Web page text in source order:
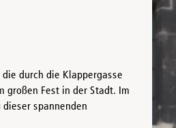
durch die Klappergasse
großen Fest in der Stadt. Im
spannenden